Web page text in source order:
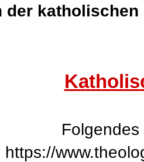
der
https://